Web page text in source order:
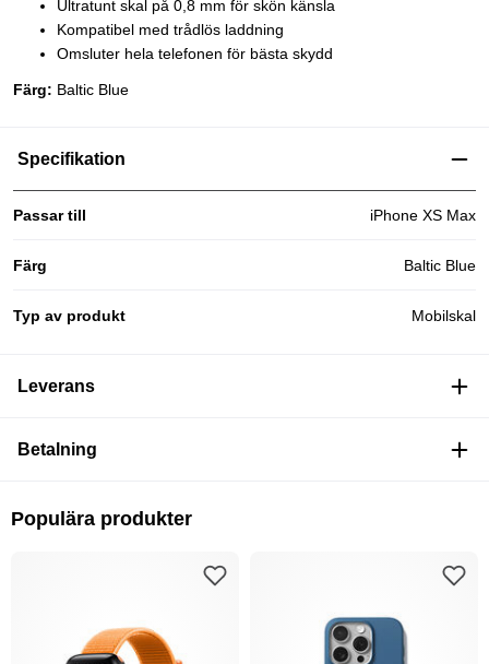
Ultratunt skal på 0,8 mm för skön känsla
Kompatibel med trådlös laddning
Omsluter hela telefonen för bästa skydd
Färg: Baltic Blue
Specifikation
Passar till iPhone XS Max
Färg Baltic Blue
Typ av produkt Mobilskal
Leverans
Betalning
Populära produkter